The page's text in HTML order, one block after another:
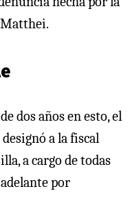
Matthei.
dos años en esto, el
a la fiscal
a cargo de todas
por